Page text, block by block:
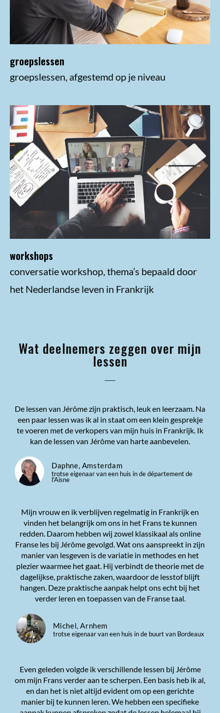
groepslessen
groepslessen, afgestemd op je niveau
workshops
conversatie workshop, thema’s bepaald door
het Nederlandse leven in Frankrijk
Wat deelnemers zeggen over mijn
lessen
De lessen van Jérôme zijn praktisch, leuk en leerzaam. Na
een paar lessen was ik al in staat om een klein gesprekje
te voeren met de verkopers van mijn huis in Frankrijk. Ik
kan de lessen van Jérôme van harte aanbevelen.
Daphne, Amsterdam
trotse eigenaar van een huis in de département de
l'Aisne
Mijn vrouw en ik verblijven regelmatig in Frankrijk en
vinden het belangrijk om ons in het Frans te kunnen
redden. Daarom hebben wij zowel klassikaal als online
Franse les bij Jérôme gevolgd. Wat ons aanspreekt in zijn
manier van lesgeven is de variatie in methodes en het
plezier waarmee het gaat. Hij verbindt de theorie met de
dagelijkse, praktische zaken, waardoor de lesstof blijft
hangen. Deze praktische aanpak helpt ons echt bij het
verder leren en toepassen van de Franse taal.
Michel, Arnhem
trotse eigenaar van een huis in de buurt van Bordeaux
Even geleden volgde ik verschillende lessen bij Jérôme
om mijn Frans verder aan te scherpen. Een basis heb ik al,
en dan het is niet altijd evident om op een gerichte
manier bij te kunnen leren. We hebben een specifieke